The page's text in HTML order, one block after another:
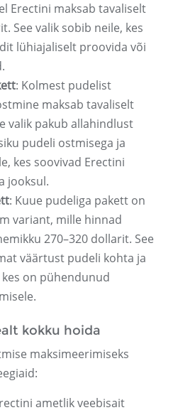
Erectini maksab tavaliselt
See valik sobib neile, kes
lühiajaliselt proovida või
: Kolmest pudelist
maksab tavaliselt
valik pakub allahindlust
pudeli ostmisega ja
kes soovivad Erectini
jooksul.
: Kuue pudeliga pakett on
variant, mille hinnad
270–320 dollarit. See
väärtust pudeli kohta ja
on pühendunud
kokku hoida
maksimeerimiseks
ametlik veebisait